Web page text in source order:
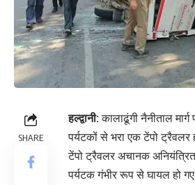
SHARE
हल्द्वानी: कालाढूंगी नैनीताल
पर्यटकों से भरा एक टेंपो ट्रैवलर
टेंपो ट्रैवलर अचानक
पर्यटक गंभीर रूप से घायल हो